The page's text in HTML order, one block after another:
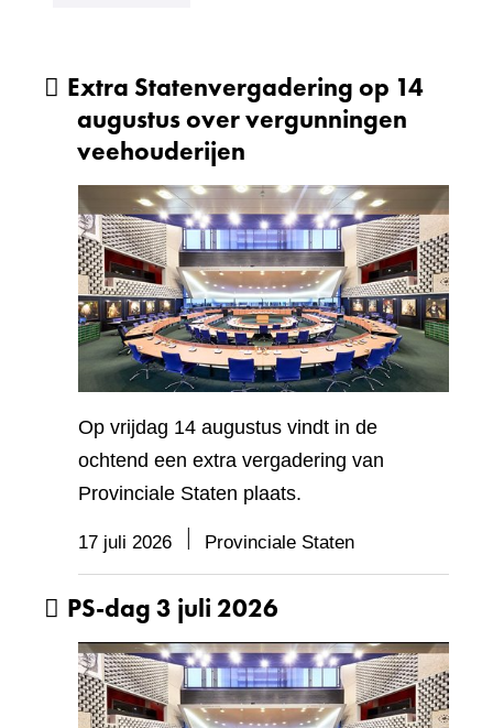
Extra Statenvergadering op 14
augustus over vergunningen
veehouderijen
Op vrijdag 14 augustus vindt in de
ochtend een extra vergadering van
Provinciale Staten plaats.
17 juli 2026 Provinciale Staten
PS-dag 3 juli 2026